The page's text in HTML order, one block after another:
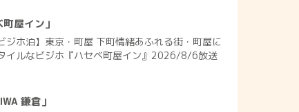
屋イン」
ジホ泊】東京・町屋 下町情緒あふれる街・町屋に
イルなビジホ『ハセベ町屋イン』2026/8/6放送
鎌倉」